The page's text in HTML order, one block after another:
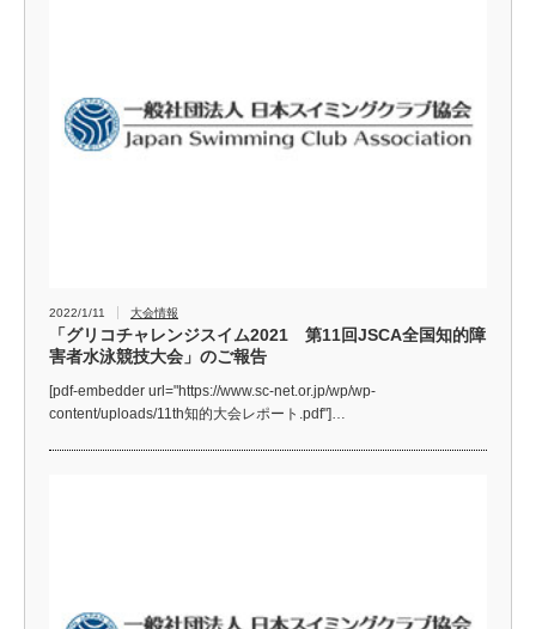
2022/1/11 大会情報
「グリコチャレンジスイム2021 第11回JSCA全国知的障
害者水泳競技大会」のご報告
[pdf-embedder url="https://www.sc-net.or.jp/wp/wp-
content/uploads/11th知的大会レポート.pdf"]…